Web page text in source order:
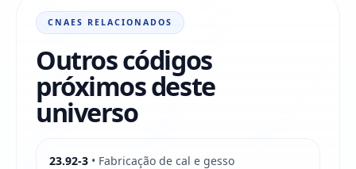
CNAES RELACIONADOS
Outros códigos
próximos deste
universo
23.92-3 • Fabricação de cal e gesso